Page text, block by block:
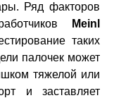
Ряд факторов
Meinl
таких
палочек может
тяжелой или
и заставляет